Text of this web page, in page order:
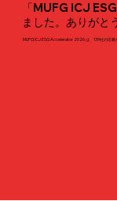
「MUFG ICJ
ました。ありがと
MUFG ICJ ESG Accelerator 2026 は、139社の応募